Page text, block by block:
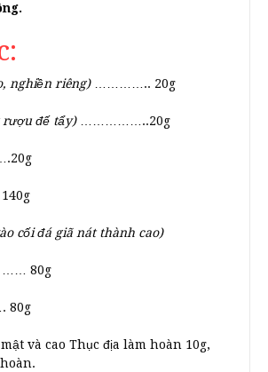
nghiền riêng)………….. 20g
rượu đế tẩy)……………..20g
cối đá giã nát thành cao)
…… 80g
80g
và cao Thục địa làm hoàn 10g,